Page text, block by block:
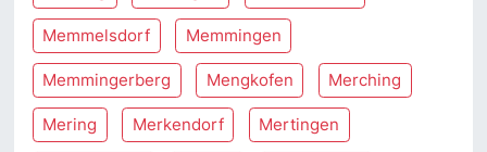
Memmelsdorf Memmingen
Memmingerberg Mengkofen Merching
Mering Merkendorf Mertingen